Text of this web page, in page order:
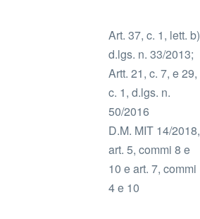
Art. 37, c. 1, lett. b)
d.lgs. n. 33/2013;
Artt. 21, c. 7, e 29,
c. 1, d.lgs. n.
50/2016
D.M. MIT 14/2018,
art. 5, commi 8 e
10 e art. 7, commi
4 e 10